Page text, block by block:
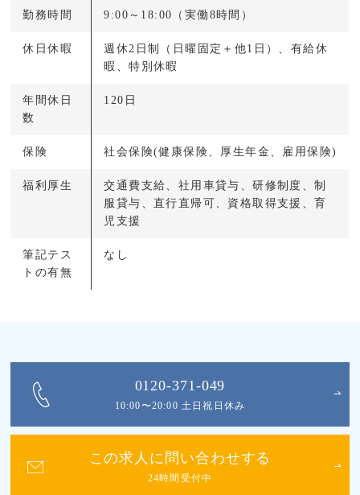
勤務時間 9:00～18:00（実働8時間）
休日休暇
週休2日制（日曜固定＋他1日）、有給休
暇、特別休暇
年間休日
数
120日
保険 社会保険(健康保険、厚生年金、雇用保険)
福利厚生
交通費支給、社用車貸与、研修制度、制
服貸与、直行直帰可、資格取得支援、育
児支援
筆記テス
トの有無
なし
0120-371-049
10:00〜20:00 土日祝日休み
この求人に問い合わせする
24時間受付中